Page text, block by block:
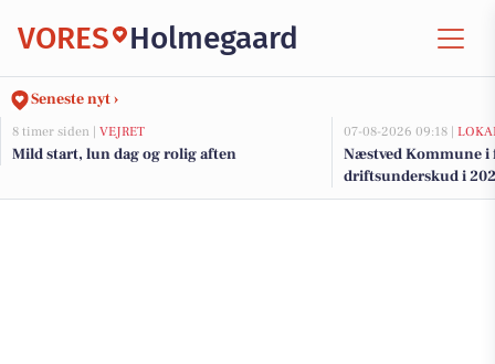
VORES Holmegaard
Seneste nyt ›
8 timer siden | VEJRET
Mild start, lun dag og rolig aften
07-08-2026 09:18 |
Næstved Kommune i
driftsunderskud i
på vej for at bevare